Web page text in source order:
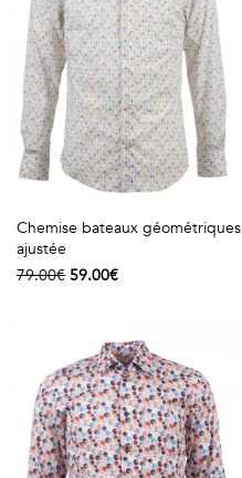
Chemise bateaux géométriques
ajustée
79.00€ 59.00€